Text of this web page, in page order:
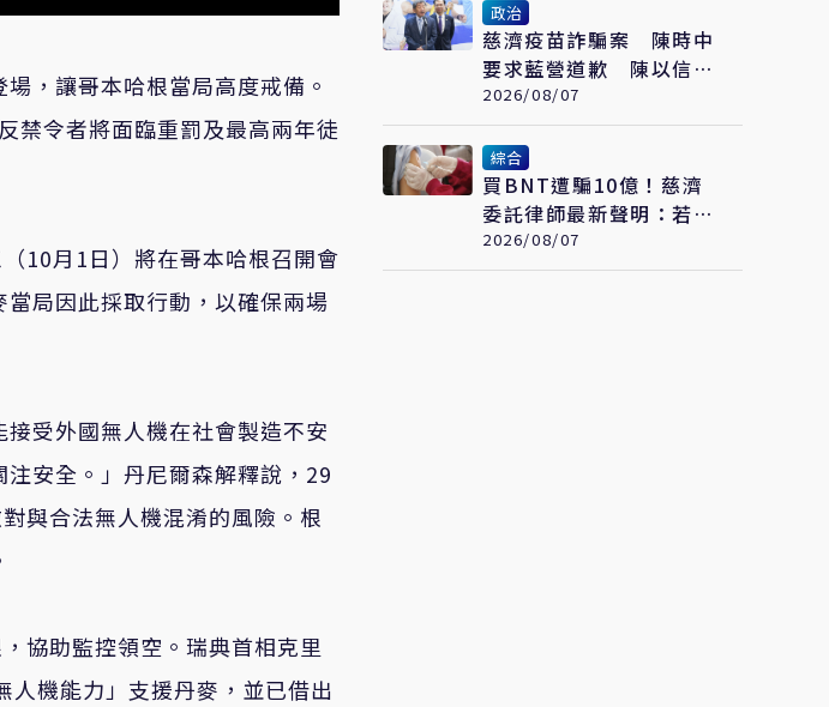
，讓哥本哈根當局高度戒備。
禁令者將面臨重罰及最高兩年徒
10月1日）將在哥本哈根召開會
局因此採取行動，以確保兩場
受外國無人機在社會製造不安
安全。」丹尼爾森解釋說，29
與合法無人機混淆的風險。根
協助監控領空。瑞典首相克里
機能力」支援丹麥，並已借出
政治
慈濟疫苗詐騙案 陳時中
要求藍營道歉 陳以信
批：為從毒油案脫身
2026/08/07
綜合
買BNT遭騙10億！慈濟
委託律師最新聲明：若被
告定罪 保留民事請求賠
償
2026/08/07